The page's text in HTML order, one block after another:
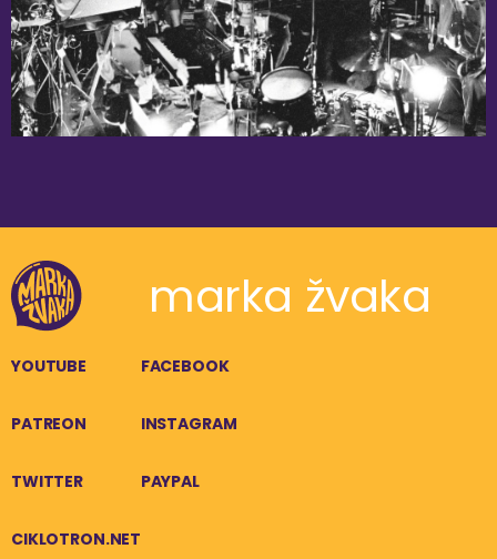
marka žvaka
YOUTUBE FACEBOOK
PATREON INSTAGRAM
TWITTER PAYPAL
CIKLOTRON.NET